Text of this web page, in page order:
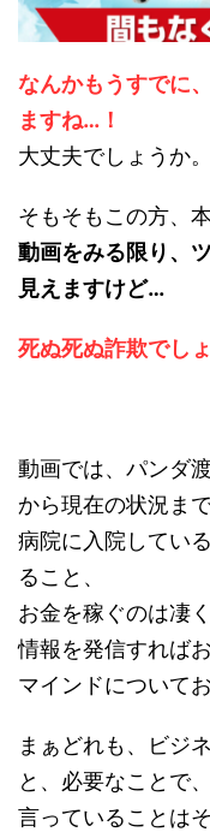
なんかもうすでに
ますね…！
大丈夫でしょうか。
そもそもこの方、
動画をみる限り、
見えますけど…
死ぬ死ぬ詐欺でしょ
動画では、パンダ
から現在の状況ま
病院に入院してい
ること、
お金を稼ぐのは凄
情報を発信すれば
マインドについて
まぁどれも、ビジ
と、必要なことで、
言っていることは